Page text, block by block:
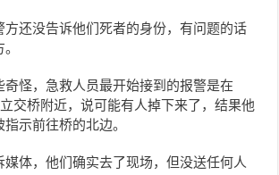
方还没告诉他们死者的身份，有问题的话
奇怪，急救人员最开始接到的报警是在
交桥附近，说可能有人掉下来了，结果他
示前往桥的北边。
媒体，他们确实去了现场，但没送任何人